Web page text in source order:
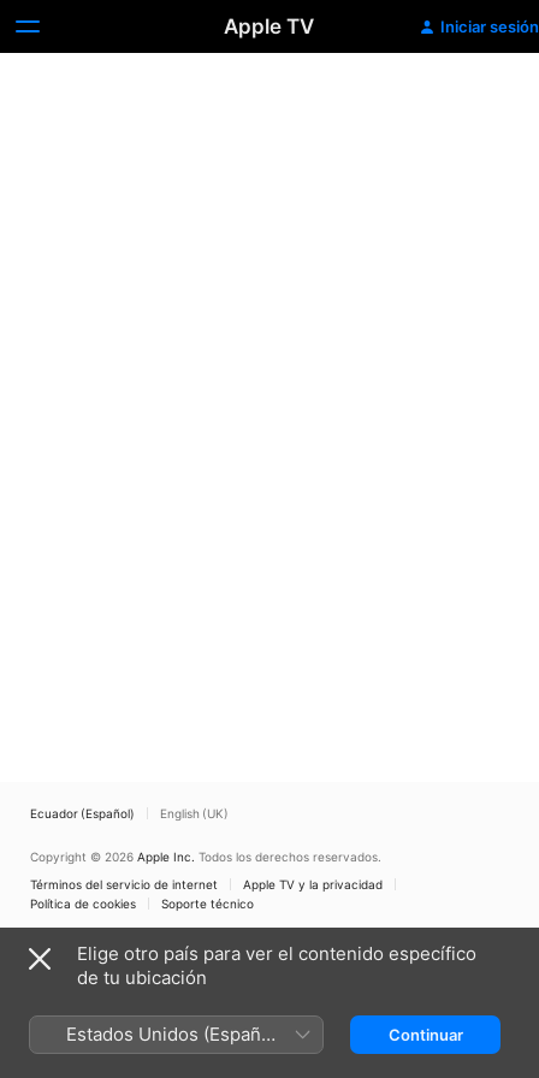
Apple TV Iniciar sesión
Ecuador (Español) English (UK)
Copyright © 2026 Apple Inc. Todos los derechos reservados.
Términos del servicio de internet
Apple TV y la privacidad
Política de cookies
Soporte técnico
Elige otro país para ver el contenido específico
de tu ubicación
Estados Unidos (Español
México)
Continuar